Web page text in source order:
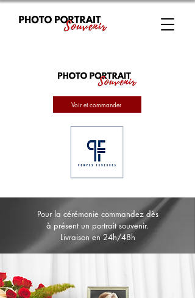
Voir et commander
Pour la cérémonie commandez dès
à présent un portrait souvenir.
Livraison en 24h/48h